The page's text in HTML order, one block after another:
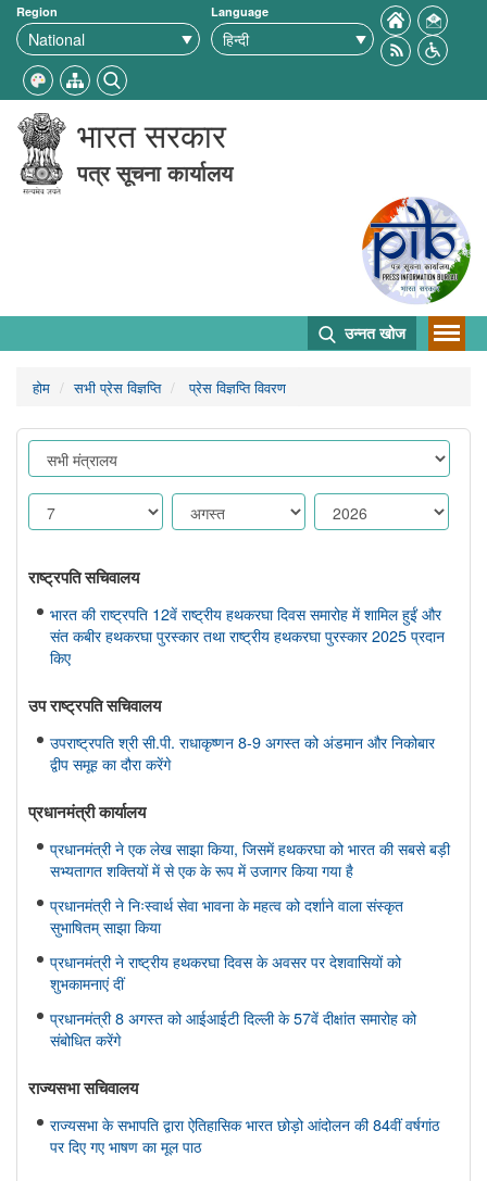
Region Language
भारत सरकार
पत्र सूचना कार्यालय
उन्नत खोज
होम सभी प्रेस विज्ञप्ति प्रेस विज्ञप्ति विवरण
राष्ट्रपति सचिवालय
भारत की राष्ट्रपति 12वें राष्ट्रीय हथकरघा दिवस समारोह में शामिल हुईं और
संत कबीर हथकरघा पुरस्कार तथा राष्ट्रीय हथकरघा पुरस्कार 2025 प्रदान
किए
उप राष्ट्रपति सचिवालय
उपराष्ट्रपति श्री सी.पी. राधाकृष्णन 8-9 अगस्त को अंडमान और निकोबार
द्वीप समूह का दौरा करेंगे
प्रधानमंत्री कार्यालय
प्रधानमंत्री ने एक लेख साझा किया, जिसमें हथकरघा को भारत की सबसे बड़ी
सभ्यतागत शक्तियों में से एक के रूप में उजागर किया गया है
प्रधानमंत्री ने निःस्वार्थ सेवा भावना के महत्व को दर्शाने वाला संस्कृत
सुभाषितम् साझा किया
प्रधानमंत्री ने राष्ट्रीय हथकरघा दिवस के अवसर पर देशवासियों को
शुभकामनाएं दीं
प्रधानमंत्री 8 अगस्त को आईआईटी दिल्ली के 57वें दीक्षांत समारोह को
संबोधित करेंगे
राज्यसभा सचिवालय
राज्यसभा के सभापति द्वारा ऐतिहासिक भारत छोड़ो आंदोलन की 84वीं वर्षगांठ
पर दिए गए भाषण का मूल पाठ